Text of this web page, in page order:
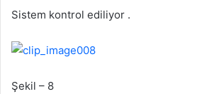
Sistem kontrol ediliyor .
Şekil – 8